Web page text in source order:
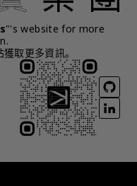
"'s website for more
獲取更多資訊。